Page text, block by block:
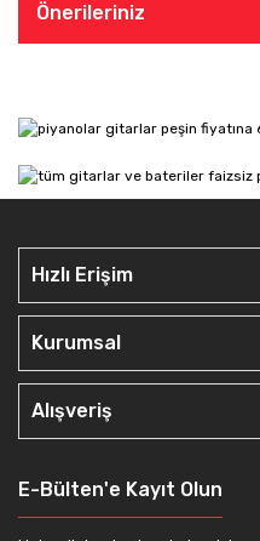
Önerileriniz
Hızlı Erişim
Kurumsal
Alışveriş
E-Bülten'e Kayıt Olun